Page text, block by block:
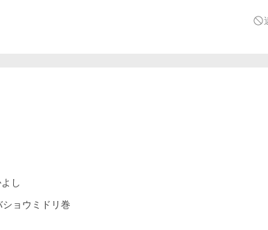
し
ョウミドリ巻